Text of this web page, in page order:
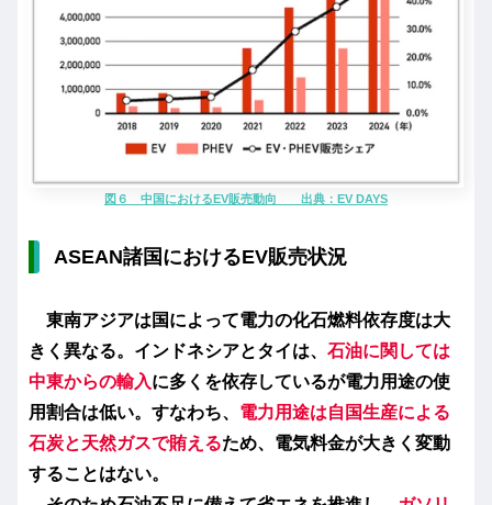
図６ 中国におけるEV販売動向 出典：EV DAYS
ASEAN諸国におけるEV販売状況
東南アジアは国によって電力の化石燃料依存度は大
きく異なる。インドネシアとタイは、 石油に関しては
中東からの輸入に多くを依存しているが電力用途の使
用割合は低い。すなわち、 電力用途は自国生産による
石炭と天然ガスで賄えるため、電気料金が大きく変動
することはない。